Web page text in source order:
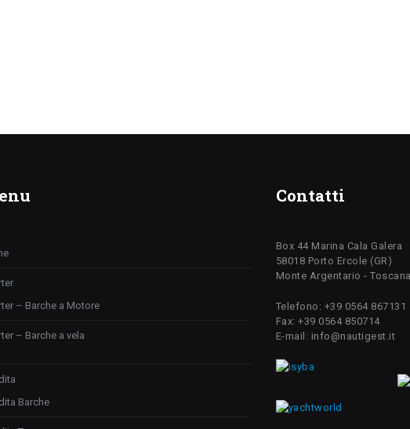
– Barche a Motore
– Barche a vela
Barche
Contatti
Box 44 Marina Cala Galera
58018 Porto Ercole (GR)
Monte Argentario -
Telefono: +39 0564 867131
Fax: +39 0564 850714
E-mail: info@nautigest.it